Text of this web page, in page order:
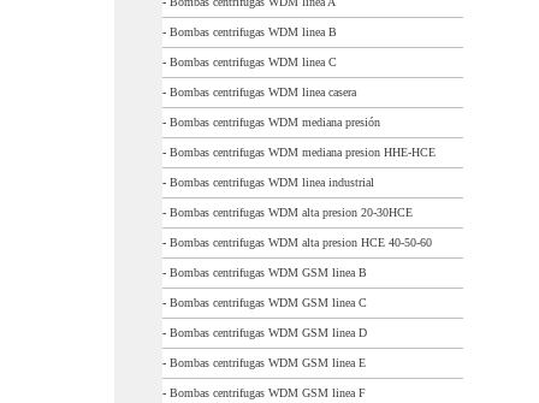
- Bombas centrifugas WDM linea B
- Bombas centrifugas WDM linea C
- Bombas centrifugas WDM linea casera
- Bombas centrifugas WDM mediana presión
- Bombas centrifugas WDM mediana presion HHE-HCE
- Bombas centrifugas WDM linea industrial
- Bombas centrifugas WDM alta presion 20-30HCE
- Bombas centrifugas WDM alta presion HCE 40-50-60
- Bombas centrifugas WDM GSM linea B
- Bombas centrifugas WDM GSM linea C
- Bombas centrifugas WDM GSM linea D
- Bombas centrifugas WDM GSM linea E
- Bombas centrifugas WDM GSM linea F